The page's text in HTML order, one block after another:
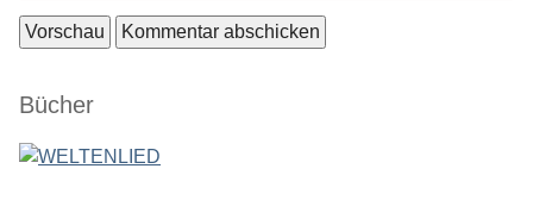
Seitenleiste
Bücher